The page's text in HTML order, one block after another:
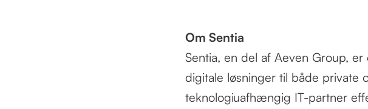
Om Sentia
Sentia, en del af Aeven Group,
digitale løsninger til både private
teknologiuafhængig IT-partner